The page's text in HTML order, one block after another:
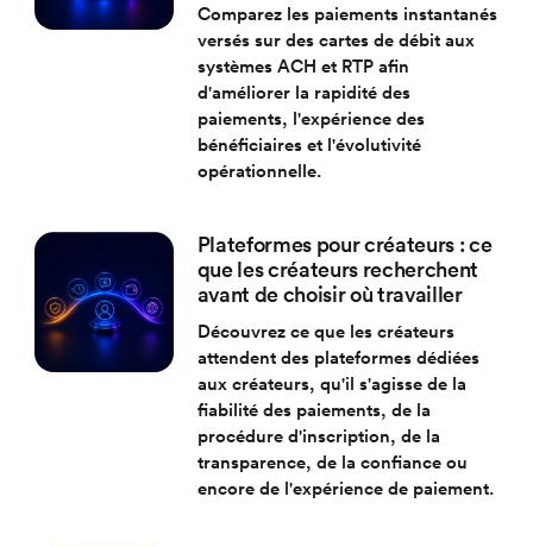
Comparez les paiements instantanés
versés sur des cartes de débit aux
systèmes ACH et RTP afin
d'améliorer la rapidité des
paiements, l'expérience des
bénéficiaires et l'évolutivité
opérationnelle.
Plateformes pour créateurs : ce
que les créateurs recherchent
avant de choisir où travailler
Découvrez ce que les créateurs
attendent des plateformes dédiées
aux créateurs, qu'il s'agisse de la
fiabilité des paiements, de la
procédure d'inscription, de la
transparence, de la confiance ou
encore de l'expérience de paiement.